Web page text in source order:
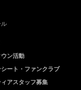
ル
ン活動
ート・ファンクラブ
アスタッフ募集